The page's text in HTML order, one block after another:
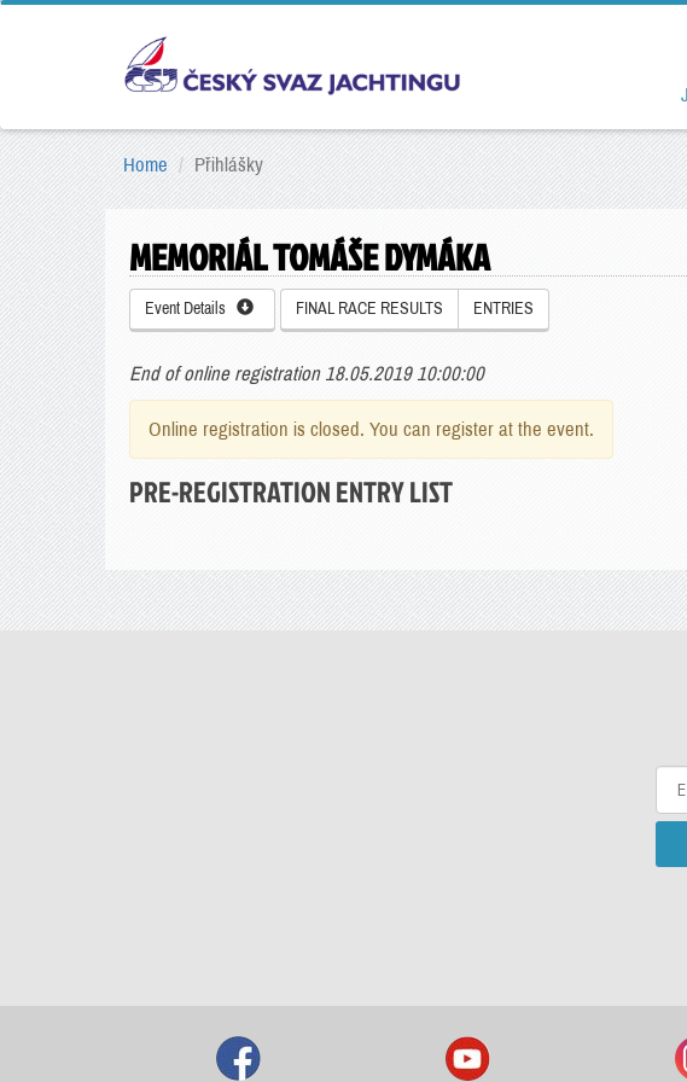
Home Přihlášky
MEMORIÁL TOMÁŠE DYMÁKA
Event Details FINAL RACE RESULTS ENTRIES
End of online registration 18.05.2019 10:00:00
Online registration is closed. You can register at the event.
PRE-REGISTRATION ENTRY LIST